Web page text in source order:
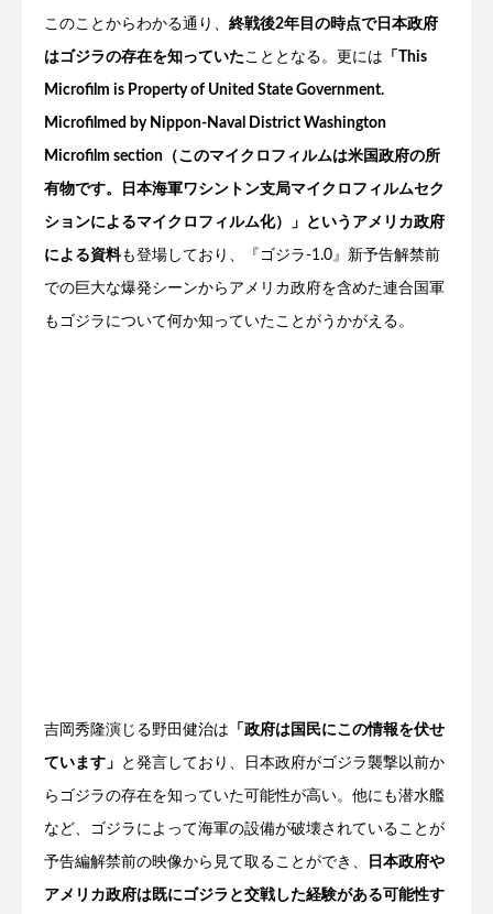
このことからわかる通り、 終戦後2年目の時点で日本政府
はゴジラの存在を知っていた こととなる。更には 「This
Microfilm is Property of United State Government.
Microfilmed by Nippon-Naval District Washington
Microfilm section（このマイクロフィルムは米国政府の所
有物です。日本海軍ワシントン支局マイクロフィルムセク
ションによるマイクロフィルム化）」というアメリカ政府
による資料も登場しており、『ゴジラ-1.0』新予告解禁前
での巨大な爆発シーンからアメリカ政府を含めた連合国軍
もゴジラについて何か知っていたことがうかがえる。
吉岡秀隆演じる野田健治は 「政府は国民にこの情報を伏せ
ています」 と発言しており、日本政府がゴジラ襲撃以前か
らゴジラの存在を知っていた可能性が高い。他にも潜水艦
など、ゴジラによって海軍の設備が破壊されていることが
予告編解禁前の映像から見て取ることができ、 日本政府や
アメリカ政府は既にゴジラと交戦した経験がある可能性す